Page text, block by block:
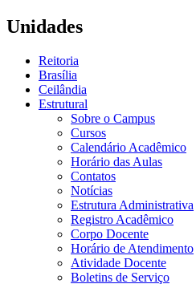
Unidades
Reitoria
Brasília
Ceilândia
Estrutural
Sobre o Campus
Cursos
Calendário Acadêmico
Horário das Aulas
Contatos
Notícias
Estrutura Administrativa
Registro Acadêmico
Corpo Docente
Horário de Atendimento
Atividade Docente
Boletins de Serviço